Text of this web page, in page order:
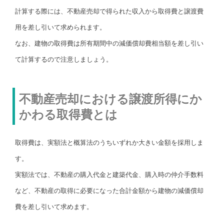
計算する際には、不動産売却で得られた収入から取得費と譲渡費
用を差し引いて求められます。
なお、建物の取得費は所有期間中の減価償却費相当額を差し引い
て計算するので注意しましょう。
不動産売却における譲渡所得にか
かわる取得費とは
取得費は、実額法と概算法のうちいずれか大きい金額を採用しま
す。
実額法では、不動産の購入代金と建築代金、購入時の仲介手数料
など、不動産の取得に必要になった合計金額から建物の減価償却
費を差し引いて求めます。